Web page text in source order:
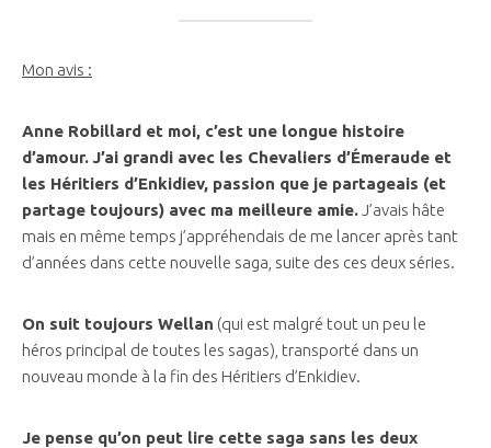
Mon avis :
Anne Robillard et moi, c’est une longue histoire
d’amour. J’ai grandi avec les Chevaliers d’Émeraude et
les Héritiers d’Enkidiev, passion que je partageais (et
partage toujours) avec ma meilleure amie.J’avais hâte
mais en même temps j’appréhendais de me lancer après tant
d’années dans cette nouvelle saga, suite des ces deux séries.
On suit toujours Wellan (qui est malgré tout un peu le
héros principal de toutes les sagas), transporté dans un
nouveau monde à la fin des Héritiers d’Enkidiev.
Je pense qu’on peut lire cette saga sans les deux